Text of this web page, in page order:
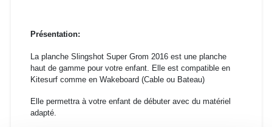
Présentation:
La planche Slingshot Super Grom 2016 est une planche
haut de gamme pour votre enfant. Elle est compatible en
Kitesurf comme en Wakeboard (Cable ou Bateau)
Elle permettra à votre enfant de débuter avec du matériel
adapté.